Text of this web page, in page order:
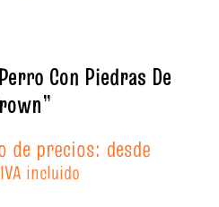
Con Piedras De
de precios: desde
IVA incluido